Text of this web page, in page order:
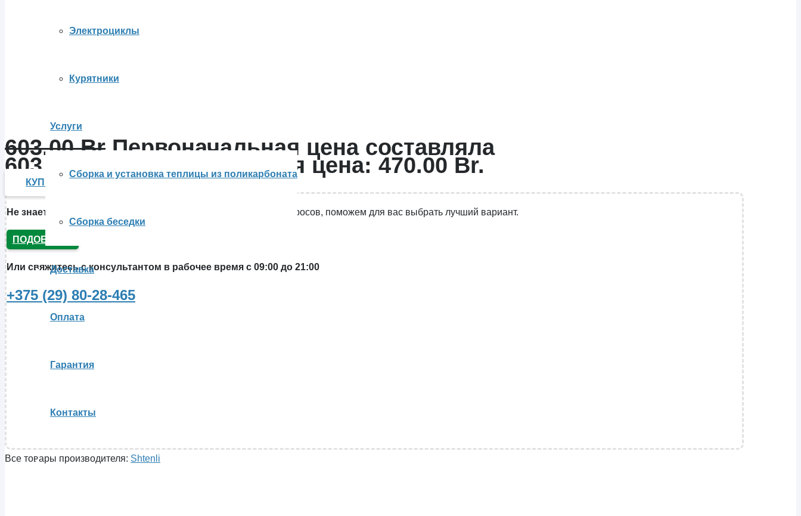
Электроциклы
Курятники
Услуги
Сборка и установка теплицы из поликарбоната
Сборка беседки
Доставка
Оплата
Гарантия
Контакты
603.00Br Первоначальная цена составляла
603.00 Br.470.00BrТекущая цена: 470.00 Br.
КУПИТЬ В 1 КЛИК
Не знаете, какой ? Ответьте на несколько вопросов, поможем для вас выбрать лучший вариант.
ПОДОБРАТЬ
Или свяжитесь с консультантом в рабочее время с 09:00 до 21:00
+375 (29) 80-28-465
Все товары производителя: Shtenli